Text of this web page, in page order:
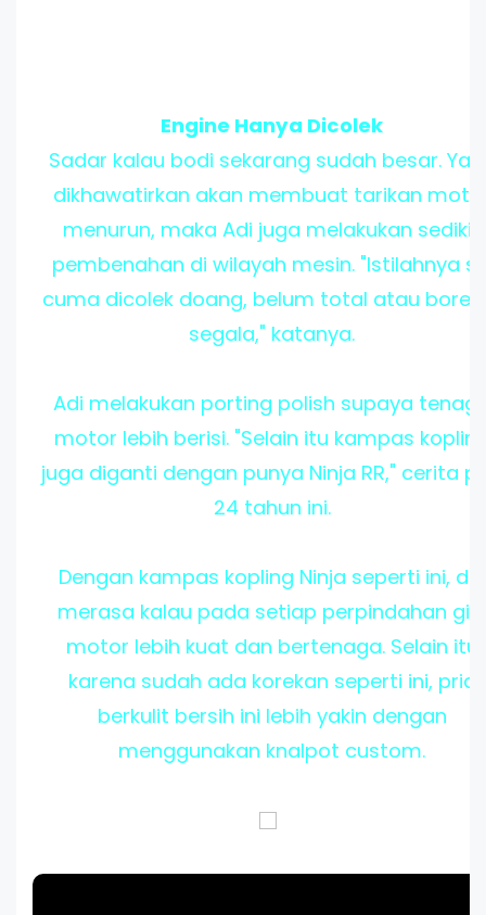
Engine Hanya Dicolek
Sadar kalau bodi sekarang sudah besar.
dikhawatirkan akan membuat tarikan
menurun, maka Adi juga melakukan sedikit
pembenahan di wilayah mesin. "Istilahnya
cuma dicolek doang, belum total atau bore
segala," katanya.
Adi melakukan porting polish supaya
motor lebih berisi. "Selain itu kampas
juga diganti dengan punya Ninja RR," cerita
24 tahun ini.
Dengan kampas kopling Ninja seperti ini, dia
merasa kalau pada setiap perpindahan gigi
motor lebih kuat dan bertenaga. Selain itu
karena sudah ada korekan seperti ini, pria
berkulit bersih ini lebih yakin dengan
menggunakan knalpot custom.